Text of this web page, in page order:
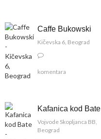
Caffe Bukowski
Kičevska 6, Beograd
komentara
Kafanica kod Bate
Vojvode Skopljanca BB,
Beograd